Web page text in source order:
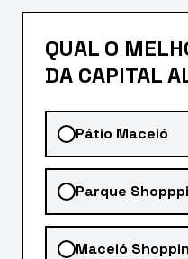
QUAL O
DA CAPITAL
Pátio Maceió
Parque
Maceió